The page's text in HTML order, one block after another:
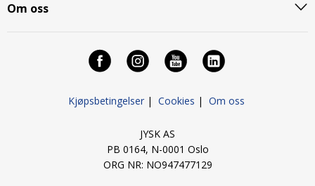
Om oss
Kjøpsbetingelser| Cookies | Om oss
JYSK AS
PB 0164, N-0001 Oslo
ORG NR: NO947477129